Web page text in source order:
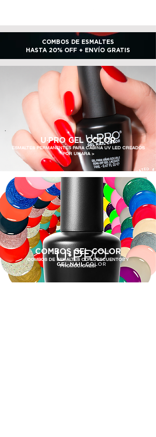
COMBOS DE ESMALTES
HASTA 20% OFF + ENVÍO GRATIS
U·PRO GEL COLOR
ESMALTES PERMANENTES PARA CABINA UV LED CREADOS
POR UMARA >
COMBOS GEL COLOR
COMBOS DE ESMALTES CON DESCUENTOS Y
PROMOCIONES!